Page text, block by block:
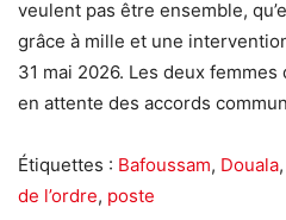
veulent pas être ensemble,
grâce à mille et une
31 mai 2026. Les deux
en attente des accords
Étiquettes : Bafoussam, Douala,
de l’ordre, poste